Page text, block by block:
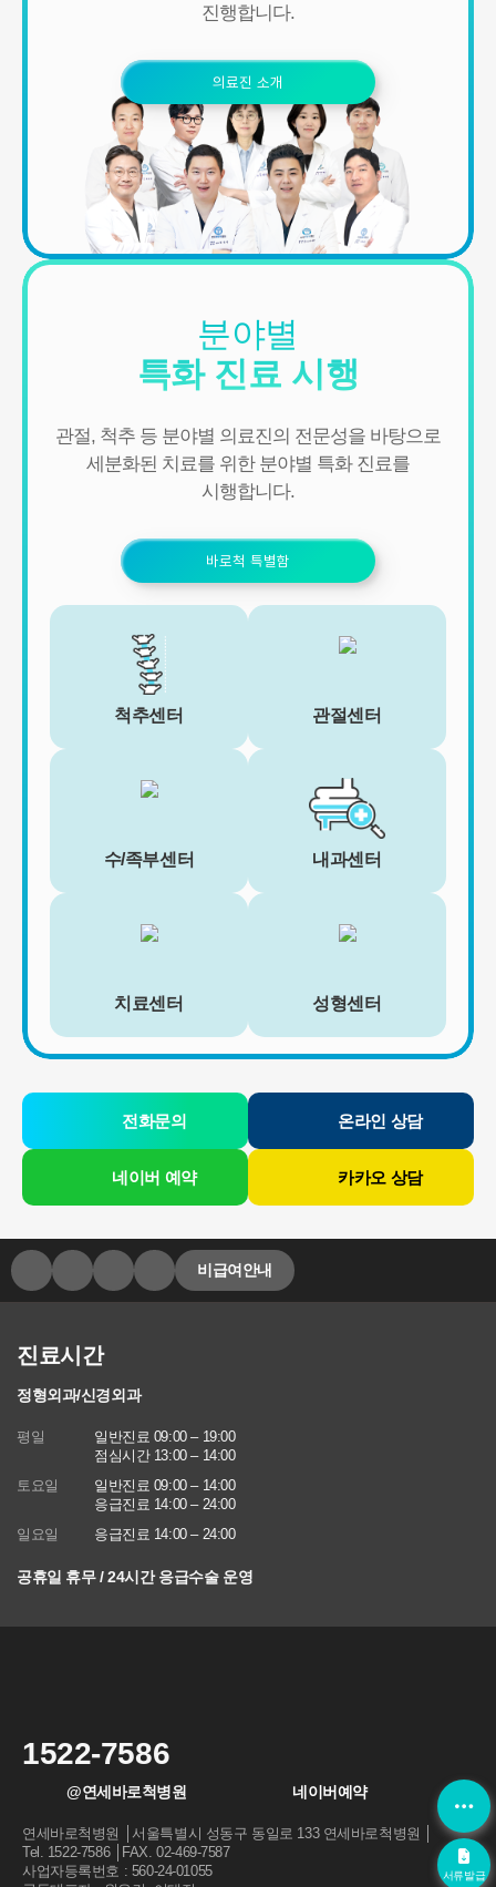
서류발급
진행합니다.
의료진 소개
분야별
특화 진료 시행
관절, 척추 등 분야별 의료진의 전문성을 바탕으로
세분화된 치료를 위한 분야별 특화 진료를
시행합니다.
바로척 특별함
척추센터 관절센터
수/족부센터 내과센터
치료센터 성형센터
전화문의 온라인 상담
네이버 예약 카카오 상담
비급여안내
1522-7586
@연세바로척병원 네이버예약
연세바로척병원 │서울특별시 성동구 동일로 133 연세바로척병원 │
Tel. 1522-7586 │FAX. 02-469-7587
사업자등록번호 : 560-24-01055
진료시간
정형외과/신경외과
평일
일반진료 09:00 – 19:00
점심시간 13:00 – 14:00
토요일
일반진료 09:00 – 14:00
응급진료 14:00 – 24:00
일요일
응급진료 14:00 – 24:00
공휴일 휴무 / 24시간 응급수술 운영
- 진료정보: 진단 및 치료를 위한 진료서비스와 청구, 수납 및 환급 등
의 원무 서비스 제공
- 예약정보: 진료 예약 및 예약조회 등 기타 서비스 이용에 따른 본인
확인 절차에 이용
- 상담정보: 전화나 문자, 카카오톡을 이용한 고객 진료상담 및 안내
- 기타: 문자 및 SNS를 통한 병원소식, 질병정보 등의 안내, 설문조사,
불만처리 등을 위한 원활한 의사소통 경로의 확보 등
2. 회원관리
서비스 이용에 따른 본인확인, 개인 식별, 불량회원의 부정 이용 방지
와 비인가 사용방지, 만 14세미만 아동 개인정보 수집 시 법정 대리인
존, 불만처리 등 민원처리, 고지사항 전달, 회원 관리를 위한 각종 정
보 제공, 소식 전달, 설문조사
3. 신규 서비스 개발 및 마케팅, 광고에의 활용
및 참여기회 제공
- 이벤트 프로모션에 참여하거나 선택형 서비스를 이용하려는 경우
회원의 별도 동의 하에 아래의 정보를 수집할 수 있습니다.
• 휴대전화번호, 전자우편 주소, 주소, 성별, 지역
셜 커뮤니티 기능이 탑재되어 있는 서비스에 한하며, 이 경우에도 제
3자의 휴대전화번호를 저장하지 않음)
• 신용카드 번호, 휴대전화번호, 상품권 결제 제휴사의 ID 및 비밀번
■ 개인정보의 처리 및 보유기간
서비스 이용자가 연세바로척병원의 회원으로서 서비스를 계속 이용
하는 동안 이용자의 개인정보를 계속 보유하며 서비스의 제공 등을
위해 이용합니다. 이용자의 개인정보는 원칙적으로 개인정보의 수집
및 이용목적이 달성되거나 이용자가 직접 삭제, 수정 또는 회원 탈퇴
한 경우에 재생할 수 없는 방법으로 파기합니다.
- 상법, 전자상거래 등에서의 소비자보호에 관한 법률 등 관계법령의
규정에 의하여 보존할 필요가 있는 경우 연세바로척병원은 관계법령
에서 정한 일정한 기간 동안 회원정보를 보관합니다. 이 경우 연세바
로척병원은 보관하는 정보를 그 보관의 목적으로만 이용하며 보존기
간은 아래와 같습니다.
여 보존할 필요성이 있는 경우에는 귀하의 개인정보를 보유할 수 있
습니다.
- 소비자의 불만 또는 분쟁처리에 관한 기록 : 3년 (전자상거래 등에
서의 소비자보호에 관한 법률)
용 및 보호에 관한 법률)
- 웹사이트 방문에 관한 기록 : 3개월 (통신비밀보호법)
[상담신청정보]
수집일로부터 5년 혹은 상담 목적 달성시까지. 다만, 수집목적 또는
제공받은 목적이 달성된 경우에도 상법 등 법령의 규정에 의하여 보
다.
- 소비자의 불만 또는 분쟁처리에 관한 기록 : 3년 (전자상거래 등에
서의 소비자보호에 관한 법률)
- 방문에 관한 기록 : 3개월 (통신비밀보호법)
에 관한 법률)
■ 동의를 거부할 권리가 있다는 사실과 동의 거부에 따른 불이익 내
회원은 연세바로척병원에서 수집하는 개인정보에 대해 동의를 거부
할 권리가 있으며 동의 거부 시에는 회원 가입, 진료 예약, 게시판 이
용 등의 서비스가 제한됩니다.
※ 위 개인정보는 연세바로척병원에서 제공하는 서비스를 이용하기
위해 필요한 최소한의 정보이므로 동의를 해주셔야만 서비스를 이용